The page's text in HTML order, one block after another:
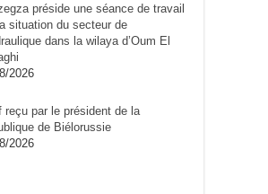
préside une séance de travail
situation du secteur de
dans la wilaya d’Oum El
2026
reçu par le président de la
de Biélorussie
2026